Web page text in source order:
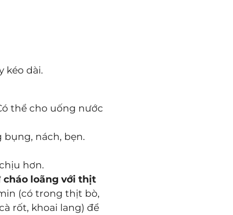
kéo dài.
thể cho uống nước
nách, bẹn.
hơn.
cháo loãng với thịt
(có trong thịt bò,
rốt, khoai lang) để